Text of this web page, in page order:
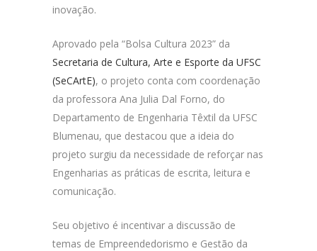
inovação.
Aprovado pela “Bolsa Cultura 2023” da
Secretaria de Cultura, Arte e Esporte da UFSC
(SeCArtE), o projeto conta com coordenação
da professora Ana Julia Dal Forno, do
Departamento de Engenharia Têxtil da UFSC
Blumenau, que destacou que a ideia do
projeto surgiu da necessidade de reforçar nas
Engenharias as práticas de escrita, leitura e
comunicação.
Seu objetivo é incentivar a discussão de
temas de Empreendedorismo e Gestão da